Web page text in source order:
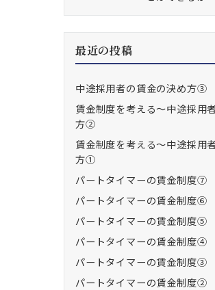
最近の投稿
中途採用者の賃金の決め方③
賃金制度を考える～中途採用
方②
賃金制度を考える～中途採用
方①
パートタイマーの賃金制度⑦
パートタイマーの賃金制度⑥
パートタイマーの賃金制度⑤
パートタイマーの賃金制度④
パートタイマーの賃金制度③
パートタイマーの賃金制度②